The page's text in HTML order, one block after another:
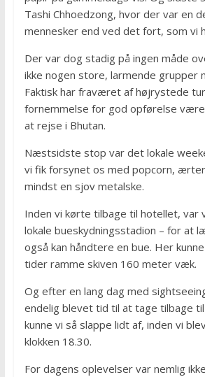
Tashi Chhoedzong, hvor der var en
mennesker end ved det fort, som vi
Der var dog stadig på ingen måde
ikke nogen store, larmende grupper
Faktisk har fraværet af højrystede
fornemmelse for god opførelse
at rejse i Bhutan.
Næstsidste stop var det lokale
vi fik forsynet os med popcorn,
mindst en sjov metalske.
Inden vi kørte tilbage til hotellet, var
lokale bueskydningsstadion – for at
også kan håndtere en bue. Her
tider ramme skiven 160 meter væk.
Og efter en lang dag med
endelig blevet tid til at tage tilbage
kunne vi så slappe lidt af, inden vi
klokken 18.30.
For dagens oplevelser var nemlig